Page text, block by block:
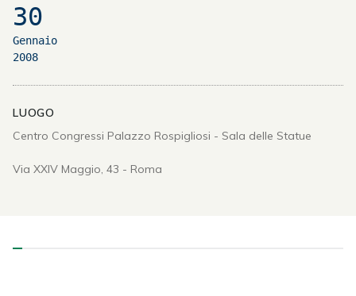
30
Gennaio
2008
LUOGO
Centro Congressi Palazzo Rospigliosi - Sala delle Statue
Via XXIV Maggio, 43 - Roma